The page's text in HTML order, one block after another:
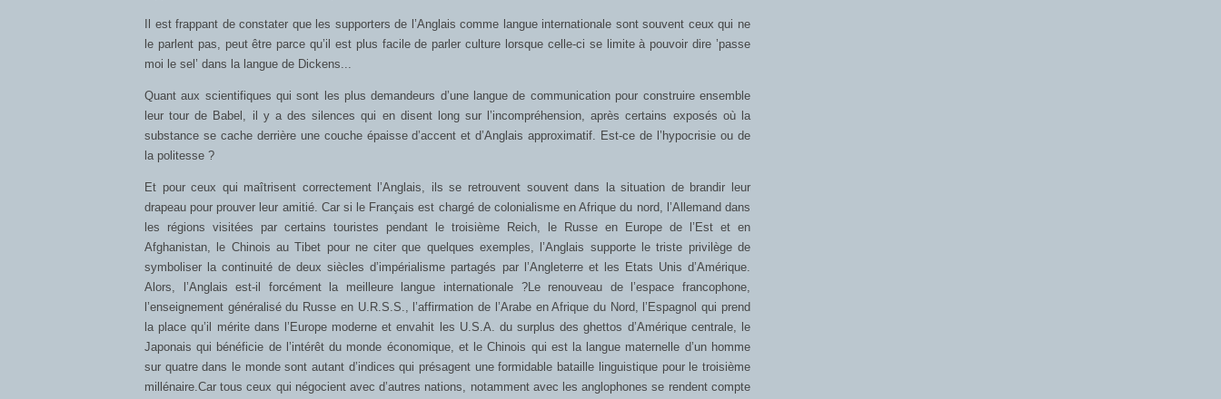
Il est frappant de constater que les supporters de l’Anglais comme langue internationale sont souvent ceux qui ne
le parlent pas, peut être parce qu’il est plus facile de parler culture lorsque celle-ci se limite à pouvoir dire ’passe
moi le sel’ dans la langue de Dickens...
Quant aux scientifiques qui sont les plus demandeurs d’une langue de communication pour construire ensemble
leur tour de Babel, il y a des silences qui en disent long sur l’incompréhension, après certains exposés où la
substance se cache derrière une couche épaisse d’accent et d’Anglais approximatif. Est-ce de l’hypocrisie ou de
la politesse ?
Et pour ceux qui maîtrisent correctement l’Anglais, ils se retrouvent souvent dans la situation de brandir leur
drapeau pour prouver leur amitié. Car si le Français est chargé de colonialisme en Afrique du nord, l’Allemand dans
les régions visitées par certains touristes pendant le troisième Reich, le Russe en Europe de l’Est et en
Afghanistan, le Chinois au Tibet pour ne citer que quelques exemples, l’Anglais supporte le triste privilège de
symboliser la continuité de deux siècles d’impérialisme partagés par l’Angleterre et les Etats Unis d’Amérique.
Alors, l’Anglais est-il forcément la meilleure langue internationale ?Le renouveau de l’espace francophone,
l’enseignement généralisé du Russe en U.R.S.S., l’affirmation de l’Arabe en Afrique du Nord, l’Espagnol qui prend
la place qu’il mérite dans l’Europe moderne et envahit les U.S.A. du surplus des ghettos d’Amérique centrale, le
Japonais qui bénéficie de l’intérêt du monde économique, et le Chinois qui est la langue maternelle d’un homme
sur quatre dans le monde sont autant d’indices qui présagent une formidable bataille linguistique pour le troisième
millénaire.Car tous ceux qui négocient avec d’autres nations, notamment avec les anglophones se rendent compte